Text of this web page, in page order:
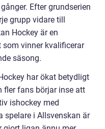
Efter grundserien
grupp vidare till
Hockey är en
vinner kvalificerar
säsong.
har ökat betydligt
fler fans börjar inse att
ishockey med
spelare i Allsvenskan är